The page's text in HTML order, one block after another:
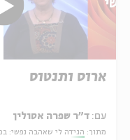
ארוס ותנטוס
עם: ד"ר שפרה אסולין
מתוך: הגידה לי שאהבה נפשי: